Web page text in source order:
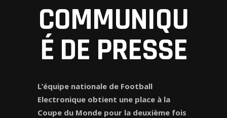
COMMUNIQU
É DE PRESSE
L’équipe nationale de Football
Electronique obtient une place à la
Coupe du Monde pour la deuxième fois